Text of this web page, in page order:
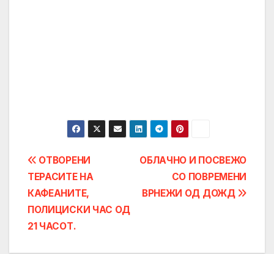
Post
navigation
ОБЛАЧНО И ПОСВЕЖО
СО ПОВРЕМЕНИ
ВРНЕЖИ ОД ДОЖД
ОТВОРЕНИ
ТЕРАСИТЕ НА
КАФЕАНИТЕ,
ПОЛИЦИСКИ ЧАС ОД
21 ЧАСОТ.